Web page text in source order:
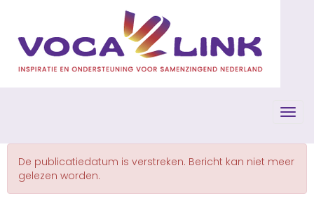
De publicatiedatum is verstreken. Bericht kan niet meer
gelezen worden.